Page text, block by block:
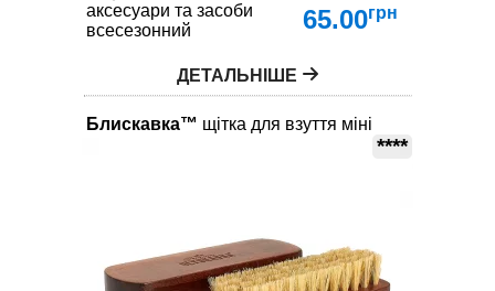
аксесуари та засоби по догляду за взуттям
всесезонний
65.00грн
ДЕТАЛЬНІШЕ
Блискавка™ щітка для взуття міні
****